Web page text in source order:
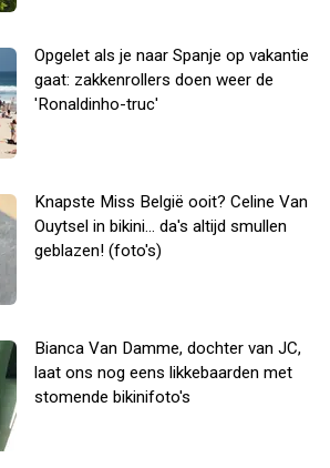
Opgelet als je naar Spanje op vakantie
gaat: zakkenrollers doen weer de
'Ronaldinho-truc'
Knapste Miss België ooit? Celine Van
Ouytsel in bikini... da's altijd smullen
geblazen! (foto's)
Bianca Van Damme, dochter van JC,
laat ons nog eens likkebaarden met
stomende bikinifoto's